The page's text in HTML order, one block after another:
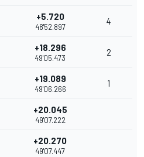
+5.720
48'52.897
4
+18.296
49'05.473
2
+19.089
49'06.266
1
+20.045
49'07.222
+20.270
49'07.447